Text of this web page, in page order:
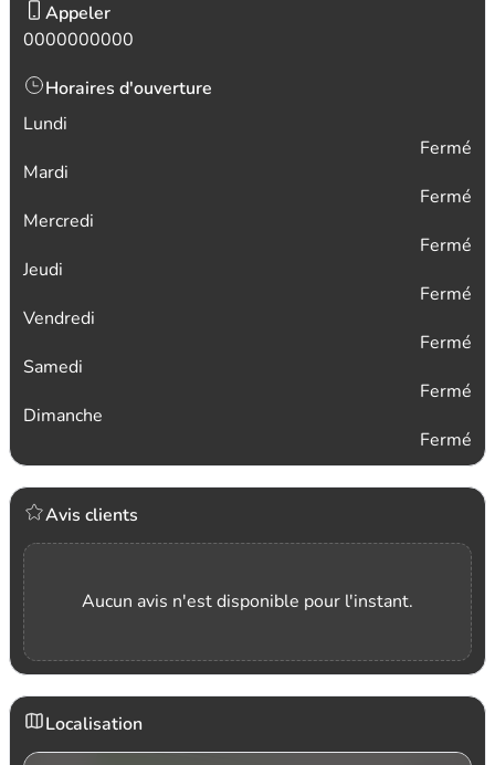
Appeler
0000000000
Horaires d'ouverture
Lundi
Fermé
Mardi
Fermé
Mercredi
Fermé
Jeudi
Fermé
Vendredi
Fermé
Samedi
Fermé
Dimanche
Fermé
Avis clients
Aucun avis n'est disponible pour l'instant.
Localisation